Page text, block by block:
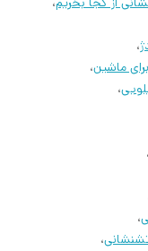
های گذاشته
،
ماشین،
،
،
،
،